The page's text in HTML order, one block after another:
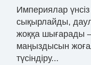
Империялар
сықырлайды,
жоққа шығарады
маңыздысын
түсіндіру...